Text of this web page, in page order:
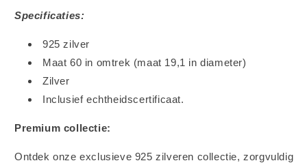
Specificaties:
925 zilver
Maat 60 in omtrek (maat 19,1 in diameter)
Zilver
Inclusief echtheidscertificaat.
Premium collectie:
Ontdek onze exclusieve 925 zilveren collectie, zorgvuldig